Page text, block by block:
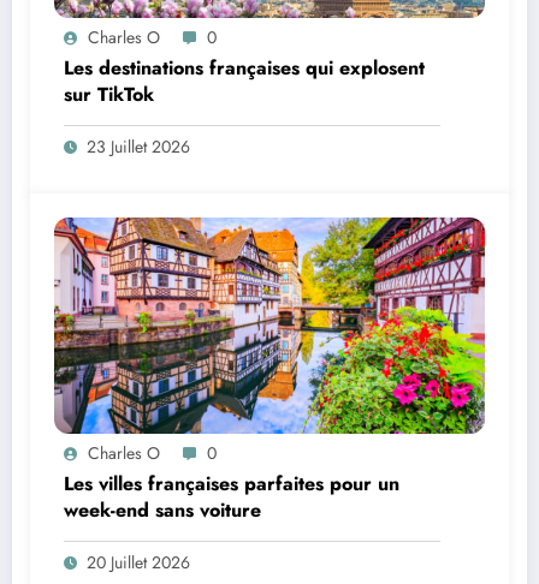
Charles O 0
Les destinations françaises qui explosent
sur TikTok
23 Juillet 2026
Charles O 0
Les villes françaises parfaites pour un
week-end sans voiture
20 Juillet 2026